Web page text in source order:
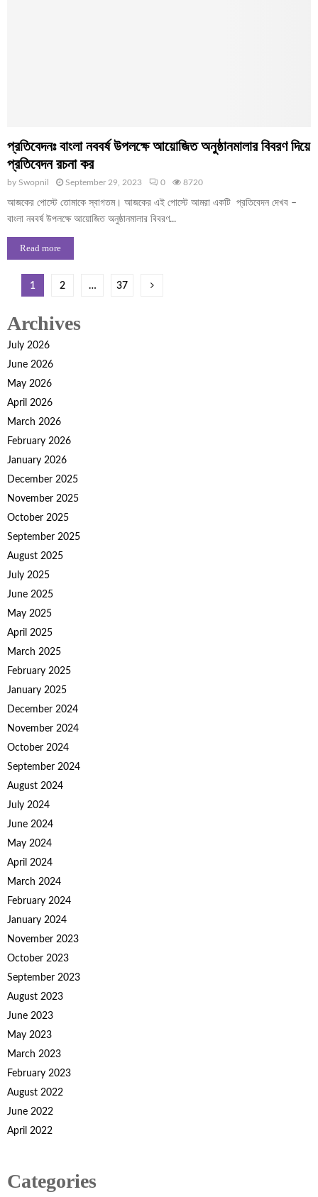
প্রতিবেদনঃ বাংলা নববর্ষ উপলক্ষে আয়োজিত অনুষ্ঠানমালার বিবরণ দিয়ে
প্রতিবেদন রচনা কর
by Swopnil September 29, 2023 0 8720
আজকের পোস্টে তোমাকে স্বাগতম। আজকের এই পোস্টে আমরা একটি প্রতিবেদন দেখব –
বাংলা নববর্ষ উপলক্ষে আয়োজিত অনুষ্ঠানমালার বিবরণ...
Read more
Posts
pagination
1 2 … 37
Archives
July 2026
June 2026
May 2026
April 2026
March 2026
February 2026
January 2026
December 2025
November 2025
October 2025
September 2025
August 2025
July 2025
June 2025
May 2025
April 2025
March 2025
February 2025
January 2025
December 2024
November 2024
October 2024
September 2024
August 2024
July 2024
June 2024
May 2024
April 2024
March 2024
February 2024
January 2024
November 2023
October 2023
September 2023
August 2023
June 2023
May 2023
March 2023
February 2023
August 2022
June 2022
April 2022
Categories